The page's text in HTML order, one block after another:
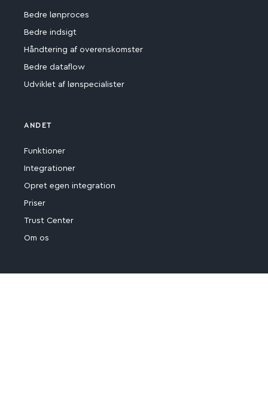
Bedre lønproces
Bedre indsigt
Håndtering af overenskomster
Bedre dataflow
Udviklet af lønspecialister
ANDET
Funktioner
Integrationer
Opret egen integration
Priser
Trust Center
Om os